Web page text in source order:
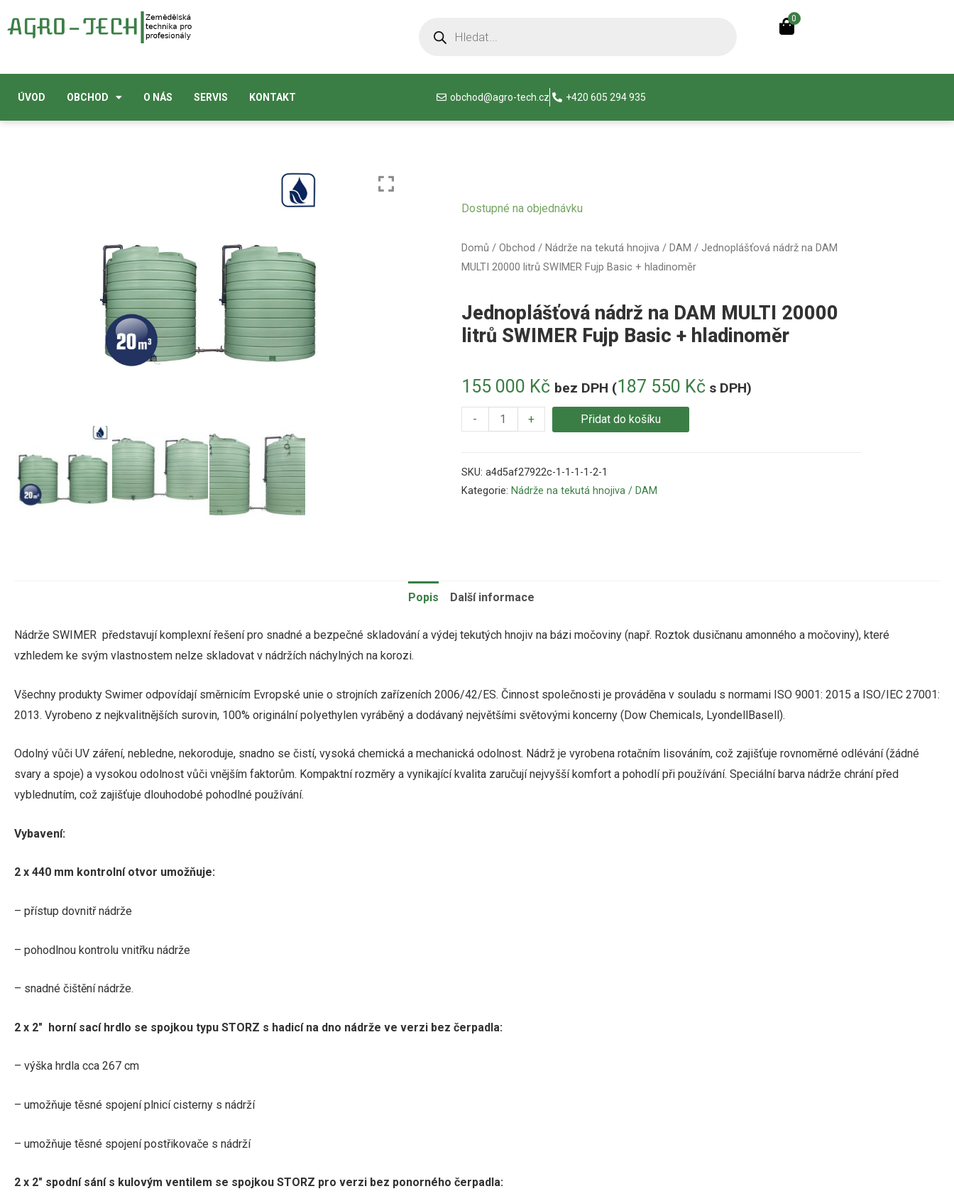
0
ÚVOD OBCHOD O NÁS SERVIS KONTAKT obchod@agro-tech.cz +420 605 294 935
Domů / Obchod / Nádrže na tekutá hnojiva / DAM / Jednoplášťová nádrž na DAM
MULTI 20000 litrů SWIMER Fujp Basic + hladinoměr
Jednoplášťová nádrž na DAM MULTI 20000
litrů SWIMER Fujp Basic + hladinoměr
155 000 Kč bez DPH (187 550 Kčs DPH)
Dostupné na objednávku
- + Přidat do košíku
SKU: a4d5af27922c-1-1-1-1-2-1
Kategorie: Nádrže na tekutá hnojiva / DAM
Popis Další informace
Nádrže SWIMER představují komplexní řešení pro snadné a bezpečné skladování a výdej tekutých hnojiv na bázi močoviny (např. Roztok dusičnanu amonného a močoviny), které
vzhledem ke svým vlastnostem nelze skladovat v nádržích náchylných na korozi.
Všechny produkty Swimer odpovídají směrnicím Evropské unie o strojních zařízeních 2006/42/ES. Činnost společnosti je prováděna v souladu s normami ISO 9001: 2015 a ISO/IEC 27001:
2013. Vyrobeno z nejkvalitnějších surovin, 100% originální polyethylen vyráběný a dodávaný největšími světovými koncerny (Dow Chemicals, LyondellBasell).
Odolný vůči UV záření, nebledne, nekoroduje, snadno se čistí, vysoká chemická a mechanická odolnost. Nádrž je vyrobena rotačním lisováním, což zajišťuje rovnoměrné odlévání (žádné
svary a spoje) a vysokou odolnost vůči vnějším faktorům. Kompaktní rozměry a vynikající kvalita zaručují nejvyšší komfort a pohodlí při používání. Speciální barva nádrže chrání před
vyblednutím, což zajišťuje dlouhodobé pohodlné používání.
Vybavení:
2 x 440 mm kontrolní otvor umožňuje:
– přístup dovnitř nádrže
– pohodlnou kontrolu vnitřku nádrže
– snadné čištění nádrže.
2 x 2″ horní sací hrdlo se spojkou typu STORZ s hadicí na dno nádrže ve verzi bez čerpadla:
– výška hrdla cca 267 cm
– umožňuje těsné spojení plnicí cisterny s nádrží
– umožňuje těsné spojení postřikovače s nádrží
2 x 2″ spodní sání s kulovým ventilem se spojkou STORZ pro verzi bez ponorného čerpadla: